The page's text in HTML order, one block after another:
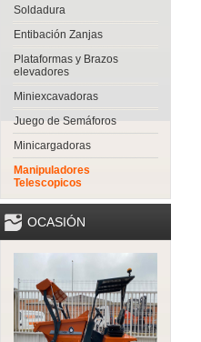
Soldadura
Entibación Zanjas
Plataformas y Brazos
elevadores
Miniexcavadoras
Juego de Semáforos
Minicargadoras
Manipuladores
Telescopicos
OCASIÓN